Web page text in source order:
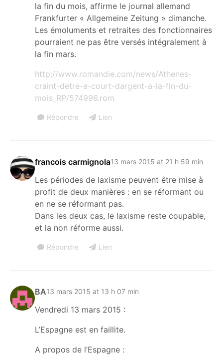
la fin du mois, affirme le journal allemand
Frankfurter « Allgemeine Zeitung » dimanche.
Les émoluments et retraites des fonctionnaires
pourraient ne pas être versés intégralement à
la fin mars.
http://www.romandie.com/news/Athenes-
craint-detre-a-court-dargent-a-la-fin-du-
mois_RP/574996.rom
Répondre Lien
francois carmignola13 mars 2015 at 21 h 59 min
Les périodes de laxisme peuvent être mise à
profit de deux manières : en se réformant ou
en ne se réformant pas.
Dans les deux cas, le laxisme reste coupable,
et la non réforme aussi.
Répondre Lien
BA13 mars 2015 at 13 h 07 min
Vendredi 13 mars 2015 :
L’Espagne est en faillite.
A propos de l’Espagne :